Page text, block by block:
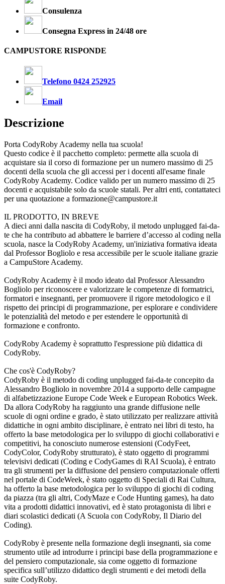
Consulenza
Consegna Express in 24/48 ore
CAMPUSTORE RISPONDE
Telefono 0424 252925
Email
Descrizione
Porta CodyRoby Academy nella tua scuola!
Questo codice è il pacchetto completo: permette alla scuola di
acquistare sia il corso di formazione per un numero massimo di 25
docenti della scuola che gli accessi per i docenti all'esame finale
CodyRoby Academy. Codice valido per un numero massimo di 25
docenti e acquistabile solo da scuole statali. Per altri enti, contattateci
per una quotazione a formazione@campustore.it
IL PRODOTTO, IN BREVE
A dieci anni dalla nascita di CodyRoby, il metodo unplugged fai-da-
te che ha contributo ad abbattere le barriere d’accesso al coding nella
scuola, nasce la CodyRoby Academy, un'iniziativa formativa ideata
dal Professor Bogliolo e resa accessibile per le scuole italiane grazie
a CampuStore Academy.
CodyRoby Academy è il modo ideato dal Professor Alessandro
Bogliolo per riconoscere e valorizzare le competenze di formatrici,
formatori e insegnanti, per promuovere il rigore metodologico e il
rispetto dei principi di programmazione, per esplorare e condividere
le potenzialità del metodo e per estendere le opportunità di
formazione e confronto.
CodyRoby Academy è soprattutto l'espressione più didattica di
CodyRoby.
Che cos'è CodyRoby?
CodyRoby è il metodo di coding unplugged fai-da-te concepito da
Alessandro Bogliolo in novembre 2014 a supporto delle campagne
di alfabetizzazione Europe Code Week e European Robotics Week.
Da allora CodyRoby ha raggiunto una grande diffusione nelle
scuole di ogni ordine e grado, è stato utilizzato per realizzare attività
didattiche in ogni ambito disciplinare, è entrato nei libri di testo, ha
offerto la base metodologica per lo sviluppo di giochi collaborativi e
competitivi, ha conosciuto numerose estensioni (CodyFeet,
CodyColor, CodyRoby strutturato), è stato oggetto di programmi
televisivi dedicati (Coding e CodyGames di RAI Scuola), è entrato
tra gli strumenti per la diffusione del pensiero computazionale offerti
nel portale di CodeWeek, è stato oggetto di Speciali di Rai Cultura,
ha offerto la base metodologica per lo sviluppo di giochi di coding
da piazza (tra gli altri, CodyMaze e Code Hunting games), ha dato
vita a prodotti didattici innovativi, ed è stato protagonista di libri e
diari scolastici dedicati (A Scuola con CodyRoby, Il Diario del
Coding).
CodyRoby è presente nella formazione degli insegnanti, sia come
strumento utile ad introdurre i principi base della programmazione e
del pensiero computazionale, sia come oggetto di formazione
specifica sull’utilizzo didattico degli strumenti e dei metodi della
suite CodyRoby.